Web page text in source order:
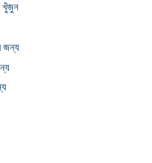
খুঁজুন
জন্য